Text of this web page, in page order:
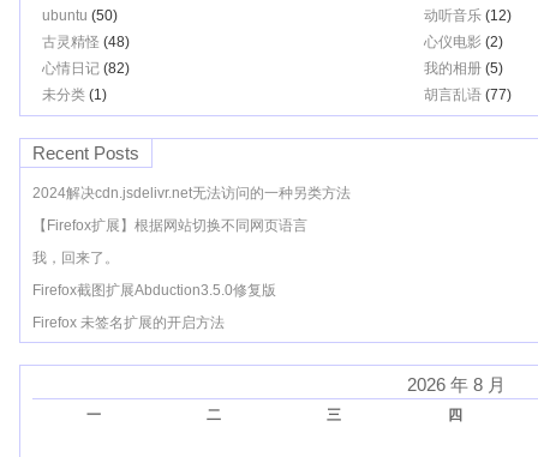
ubuntu (50) 动听音乐(12)
古灵精怪 (48) 心仪电影(2)
心情日记 (82) 我的相册(5)
未分类 (1) 胡言乱语(77)
Recent Posts
2024解决cdn.jsdelivr.net无法访问的一种另类方法
【Firefox扩展】根据网站切换不同网页语言
我，回来了。
Firefox截图扩展Abduction3.5.0修复版
Firefox 未签名扩展的开启方法
2026 年 8 月
一 二 三 四